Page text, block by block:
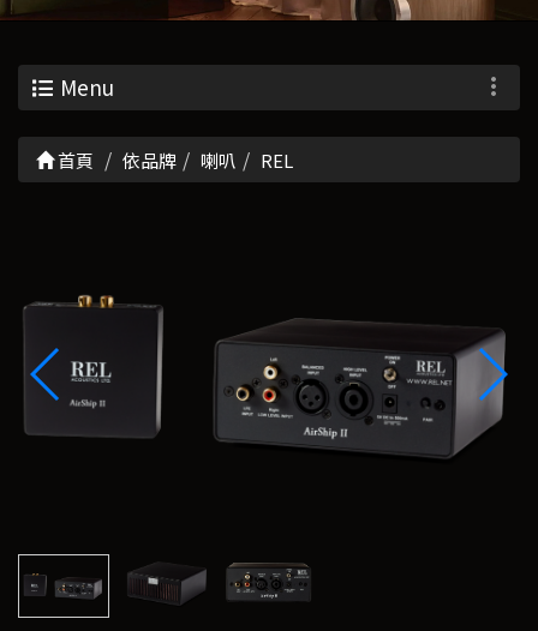
Menu
首頁 依品牌 喇叭 REL